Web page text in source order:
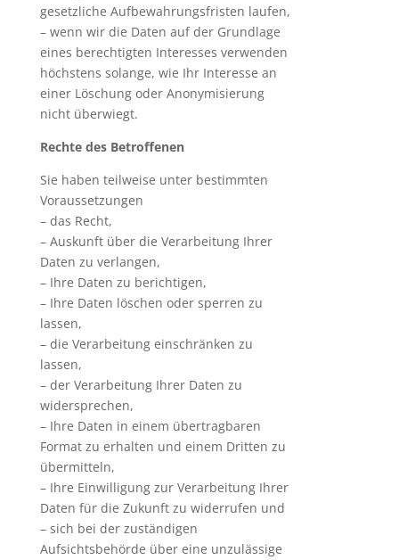
gesetzliche Aufbewahrungsfristen laufen,
– wenn wir die Daten auf der Grundlage
eines berechtigten Interesses verwenden
höchstens solange, wie Ihr Interesse an
einer Löschung oder Anonymisierung
nicht überwiegt.
Rechte des Betroffenen
Sie haben teilweise unter bestimmten
Voraussetzungen
– das Recht,
– Auskunft über die Verarbeitung Ihrer
Daten zu verlangen,
– Ihre Daten zu berichtigen,
– Ihre Daten löschen oder sperren zu
lassen,
– die Verarbeitung einschränken zu
lassen,
– der Verarbeitung Ihrer Daten zu
widersprechen,
– Ihre Daten in einem übertragbaren
Format zu erhalten und einem Dritten zu
übermitteln,
– Ihre Einwilligung zur Verarbeitung Ihrer
Daten für die Zukunft zu widerrufen und
– sich bei der zuständigen
Aufsichtsbehörde über eine unzulässige